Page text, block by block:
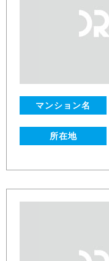
マンション名
所在地